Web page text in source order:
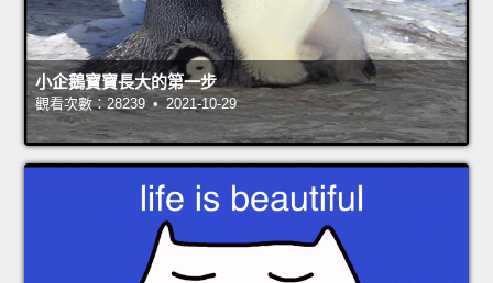
小企鵝寶寶長大的第一步
觀看次數：28239 • 2021-10-29